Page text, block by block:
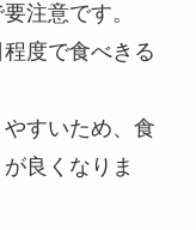
注意です。
度で食べきる
すいため、食
良くなりま